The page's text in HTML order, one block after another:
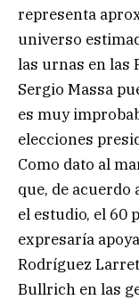
representa
universo
las urnas en las
Sergio Massa
es muy
elecciones
Como dato al
que, de acuerdo
el estudio, el 60
expresaría
Rodríguez
Bullrich en las